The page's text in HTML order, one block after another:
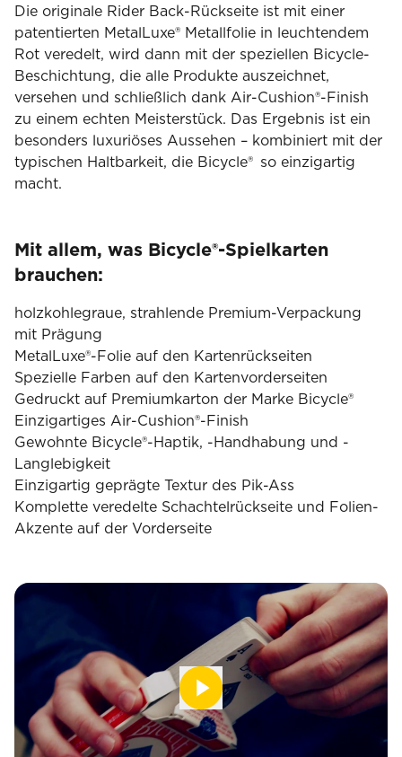
Die originale Rider Back-Rückseite ist mit einer
patentierten MetalLuxe® Metallfolie in leuchtendem
Rot veredelt, wird dann mit der speziellen Bicycle-
Beschichtung, die alle Produkte auszeichnet,
versehen und schließlich dank Air-Cushion®-Finish
zu einem echten Meisterstück. Das Ergebnis ist ein
besonders luxuriöses Aussehen – kombiniert mit der
typischen Haltbarkeit, die Bicycle® so einzigartig
macht.
Mit allem, was Bicycle®-Spielkarten
brauchen:
holzkohlegraue, strahlende Premium-Verpackung
mit Prägung
MetalLuxe®-Folie auf den Kartenrückseiten
Spezielle Farben auf den Kartenvorderseiten
Gedruckt auf Premiumkarton der Marke Bicycle®
Einzigartiges Air-Cushion®-Finish
Gewohnte Bicycle®-Haptik, -Handhabung und -
Langlebigkeit
Einzigartig geprägte Textur des Pik-Ass
Komplette veredelte Schachtelrückseite und Folien-
Akzente auf der Vorderseite